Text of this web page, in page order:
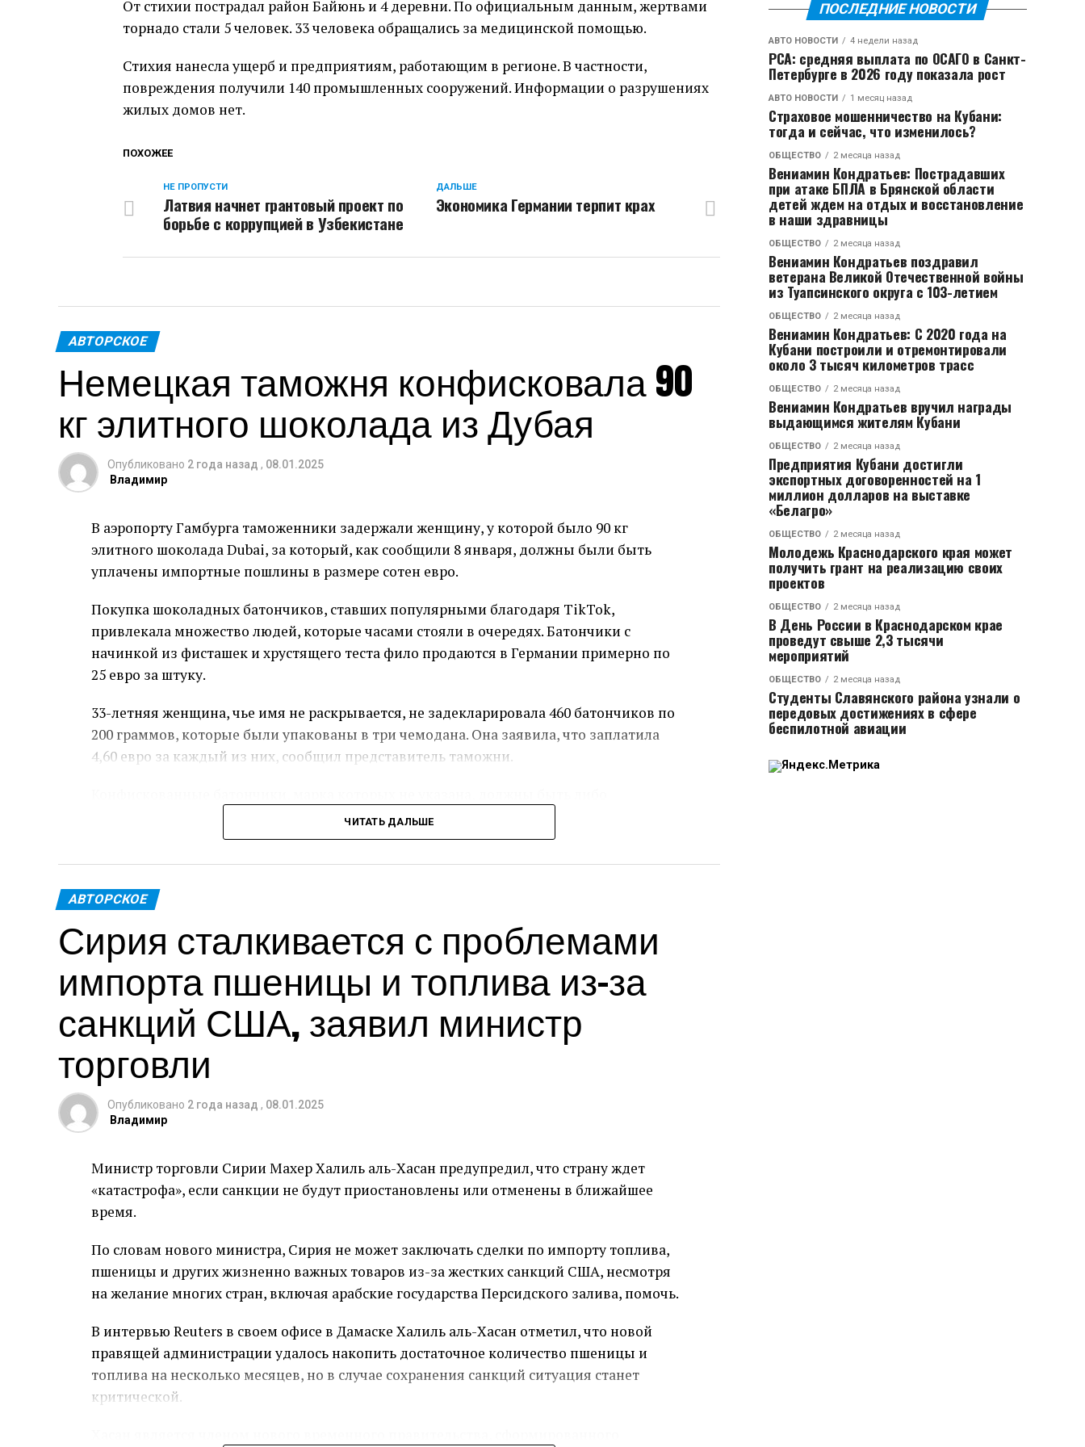
От стихии пострадал район Байюнь и 4 деревни. По официальным данным, жертвами
торнадо стали 5 человек. 33 человека обращались за медицинской помощью.
Стихия нанесла ущерб и предприятиям, работающим в регионе. В частности,
повреждения получили 140 промышленных сооружений. Информации о разрушениях
жилых домов нет.
ПОХОЖЕЕ
ДАЛЬШЕ
Экономика Германии терпит крах
НЕ ПРОПУСТИ
Латвия начнет грантовый проект по
борьбе с коррупцией в Узбекистане
АВТОРСКОЕ
Немецкая таможня конфисковала 90
кг элитного шоколада из Дубая
Опубликовано 2 года назад , 08.01.2025
Владимир
В аэропорту Гамбурга таможенники задержали женщину, у которой было 90 кг
элитного шоколада Dubai, за который, как сообщили 8 января, должны были быть
уплачены импортные пошлины в размере сотен евро.
Покупка шоколадных батончиков, ставших популярными благодаря TikTok,
привлекала множество людей, которые часами стояли в очередях. Батончики с
начинкой из фисташек и хрустящего теста фило продаются в Германии примерно по
25 евро за штуку.
33-летняя женщина, чье имя не раскрывается, не задекларировала 460 батончиков по
200 граммов, которые были упакованы в три чемодана. Она заявила, что заплатила
4,60 евро за каждый из них, сообщил представитель таможни.
реэкспортированы, либо уничтожены.
«Помимо возможного уклонения от уплаты налогов на сумму более 330 евро, таможня
в первую очередь обеспокоена защитой здоровья граждан в Германии», — добавили в
заявлении ведомства.
Сотрудники таможни не смогли найти на упаковке батончиков никакой информации
об ингредиентах или аллергенах, что ставит под угрозу здоровье покупателей.
Женщина, не подвергшаяся аресту, будет подвергнута расследованию на предмет
возможных обвинений в уклонении от уплаты налогов, сообщил представитель
таможни.
ЧИТАТЬ ДАЛЬШЕ
АВТОРСКОЕ
Сирия сталкивается с проблемами
импорта пшеницы и топлива из-за
санкций США, заявил министр
торговли
Опубликовано 2 года назад , 08.01.2025
Владимир
Министр торговли Сирии Махер Халиль аль-Хасан предупредил, что страну ждет
«катастрофа», если санкции не будут приостановлены или отменены в ближайшее
время.
По словам нового министра, Сирия не может заключать сделки по импорту топлива,
пшеницы и других жизненно важных товаров из-за жестких санкций США, несмотря
на желание многих стран, включая арабские государства Персидского залива, помочь.
В интервью Reuters в своем офисе в Дамаске Халиль аль-Хасан отметил, что новой
правящей администрации удалось накопить достаточное количество пшеницы и
топлива на несколько месяцев, но в случае сохранения санкций ситуация станет
критической.
ПОСЛЕДНИЕ НОВОСТИ
АВТО НОВОСТИ 4 недели назад
РСА: средняя выплата по ОСАГО в Санкт-
Петербурге в 2026 году показала рост
АВТО НОВОСТИ 1 месяц назад
Страховое мошенничество на Кубани:
тогда и сейчас, что изменилось?
ОБЩЕСТВО 2 месяца назад
Вениамин Кондратьев: Пострадавших
при атаке БПЛА в Брянской области
детей ждем на отдых и восстановление
в наши здравницы
ОБЩЕСТВО 2 месяца назад
Вениамин Кондратьев поздравил
ветерана Великой Отечественной войны
из Туапсинского округа с 103-летием
ОБЩЕСТВО 2 месяца назад
Вениамин Кондратьев: С 2020 года на
Кубани построили и отремонтировали
около 3 тысяч километров трасс
ОБЩЕСТВО 2 месяца назад
Вениамин Кондратьев вручил награды
выдающимся жителям Кубани
ОБЩЕСТВО 2 месяца назад
Предприятия Кубани достигли
экспортных договоренностей на 1
миллион долларов на выставке
«Белагро»
ОБЩЕСТВО 2 месяца назад
Молодежь Краснодарского края может
получить грант на реализацию своих
проектов
ОБЩЕСТВО 2 месяца назад
В День России в Краснодарском крае
проведут свыше 2,3 тысячи
мероприятий
ОБЩЕСТВО 2 месяца назад
Студенты Славянского района узнали о
передовых достижениях в сфере
беспилотной авиации